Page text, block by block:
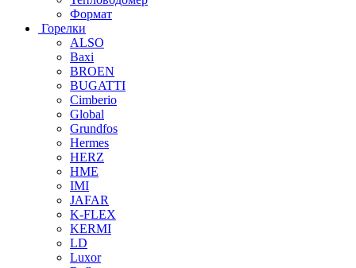
Формат
Горелки
ALSO
Baxi
BROEN
BUGATTI
Cimberio
Global
Grundfos
Hermes
HERZ
HME
IMI
JAFAR
K-FLEX
KERMI
LD
Luxor